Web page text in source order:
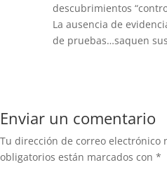
descubrimientos
La ausencia de
de pruebas…saquen
Enviar un comentario
Tu dirección de correo electrónico
obligatorios están marcados con *